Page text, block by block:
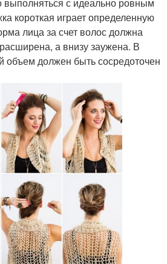
короткая играет определенную
лица за счет волос должна
а внизу заужена. В
объем должен быть сосредоточен